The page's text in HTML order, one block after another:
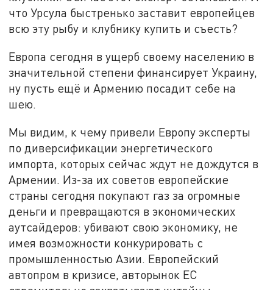
что Урсула быстренько заставит европейцев
всю эту рыбу и клубнику купить и съесть?
Европа сегодня в ущерб своему населению в
значительной степени финансирует Украину,
ну пусть ещё и Армению посадит себе на
шею.
Мы видим, к чему привели Европу эксперты
по диверсификации энергетического
импорта, которых сейчас ждут не дождутся в
Армении. Из-за их советов европейские
страны сегодня покупают газ за огромные
деньги и превращаются в экономических
аутсайдеров: убивают свою экономику, не
имея возможности конкурировать с
промышленностью Азии. Европейский
автопром в кризисе, авторынок ЕС